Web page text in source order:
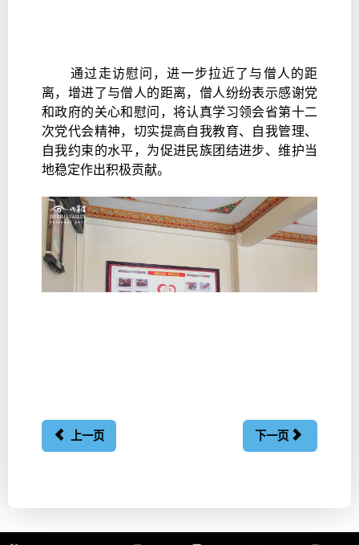
通过走访慰问，进一步拉近了与僧人的距
离，增进了与僧人的距离，僧人纷纷表示感谢党
和政府的关心和慰问，将认真学习领会省第十二
次党代会精神，切实提高自我教育、自我管理、
自我约束的水平，为促进民族团结进步、维护当
地稳定作出积极贡献。
上一页 下一页